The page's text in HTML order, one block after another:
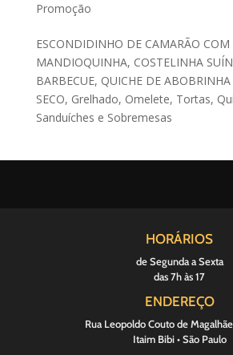
Promoção
ESCONDIDINHO DE CAMARÃO COM
MANDIOQUINHA, COSTELINHA
BARBECUE, QUICHE DE
SECO, Grelhado, Omelete, Tortas,
Sanduíches e Sobremesas
HORÁRIOS
de Segunda a Sexta
das 7h às 17
ENDEREÇO
Rua Leopoldo Couto de
Itaim Bibi • São Paulo